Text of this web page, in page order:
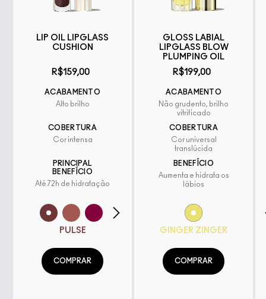
LIP OIL LIPGLASS
CUSHION
R$159,00
ACABAMENTO
Alto brilho
COBERTURA
Cor intensa
PRINCIPAL
BENEFÍCIO
Até 72h de hidratação
PULSE
COMPRAR
GLOSS LABIAL
LIPGLASS BLOW
PLUMPING OIL
R$199,00
ACABAMENTO
Não grudento, brilho
vitrificado
COBERTURA
Cor universal
translúcida
BENEFÍCIO
Aumenta e hidrata os
lábios
GINGER ZINGER
COMPRAR